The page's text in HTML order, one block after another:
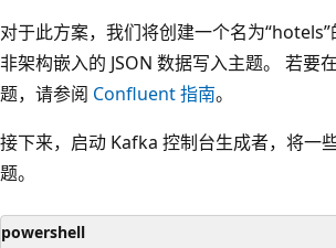
对于此方案，我们将创建一个名为
非架构嵌入的 JSON 数据写入主题。 若要
题，请参阅 Confluent 指南。
接下来，启动 Kafka 控制台生成者，将一
题。
powershell